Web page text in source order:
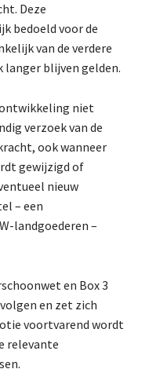
Deze
bedoeld voor de
van de verdere
blijven gelden.
ontwikkeling niet
verzoek van de
ook wanneer
gewijzigd of
nieuw
– een
landgoederen –
en Box 3
en zet zich
voortvarend wordt
relevante